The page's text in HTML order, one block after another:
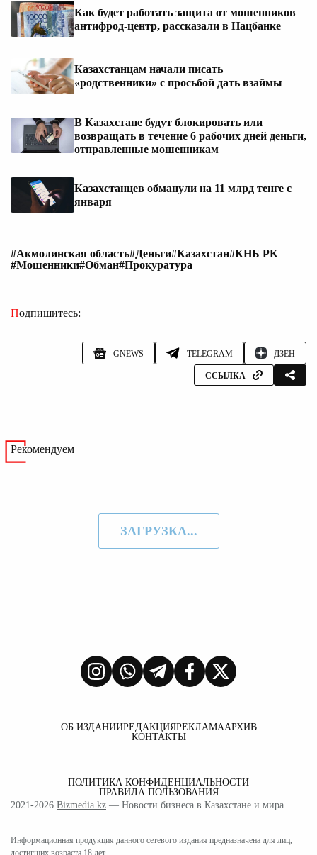
Как будет работать защита от мошенников
антифрод-центр, рассказали в Нацбанке
Казахстанцам начали писать
«родственники» с просьбой дать взаймы
В Казахстане будут блокировать или
возвращать в течение 6 рабочих дней деньги,
отправленные мошенникам
Казахстанцев обманули на 11 млрд тенге с
января
#Акмолинская область#Деньги#Казахстан#КНБ РК
#Мошенники#Обман#Прокуратура
Подпишитесь:
GNEWS TELEGRAM ДЗЕН
ССЫЛКА
Рекомендуем
ЗАГРУЗКА...
ОБ ИЗДАНИИРЕДАКЦИЯРЕКЛАМААРХИВ
КОНТАКТЫ
ПОЛИТИКА КОНФИДЕНЦИАЛЬНОСТИ
ПРАВИЛА ПОЛЬЗОВАНИЯ
2021-2026 Bizmedia.kz — Новости бизнеса в Казахстане и мира.
Информационная продукция данного сетевого издания предназначена для лиц,